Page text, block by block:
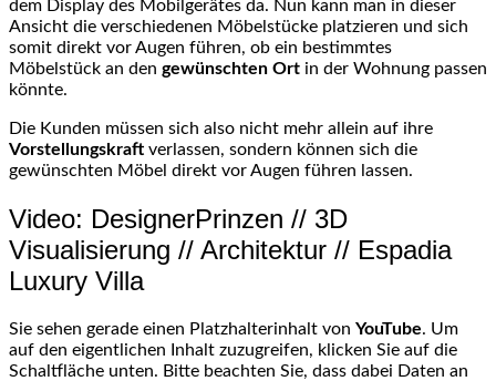
dem Display des Mobilgerätes da. Nun kann man in dieser
Ansicht die verschiedenen Möbelstücke platzieren und sich
somit direkt vor Augen führen, ob ein bestimmtes
Möbelstück an den gewünschten Ort in der Wohnung passen
könnte.
Die Kunden müssen sich also nicht mehr allein auf ihre
Vorstellungskraft verlassen, sondern können sich die
gewünschten Möbel direkt vor Augen führen lassen.
Video: DesignerPrinzen // 3D
Visualisierung // Architektur // Espadia
Luxury Villa
Sie sehen gerade einen Platzhalterinhalt von YouTube. Um
auf den eigentlichen Inhalt zuzugreifen, klicken Sie auf die
Schaltfläche unten. Bitte beachten Sie, dass dabei Daten an